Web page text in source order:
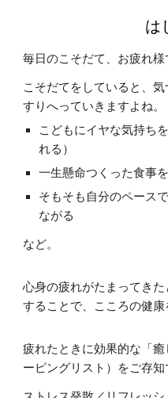
は
毎日のこそだて、お疲れ様
こそだてをしていると、気
すりへっていきますよね。
こどもにイヤな気持ち
れる）
一生懸命つくった食事
そもそも自分のペース
ながる
など。
心身の疲れがたまってき
することで、こころの健康
疲れたときに効果的な「
ーピングリスト）をご存知